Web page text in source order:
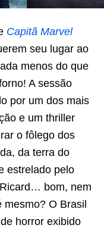
Capitã Marvel
seu lugar ao
menos do que
A sessão
por um dos mais
e um thriller
o fôlego dos
da terra do
estrelado pelo
bom, nem
mesmo? O Brasil
horror exibido